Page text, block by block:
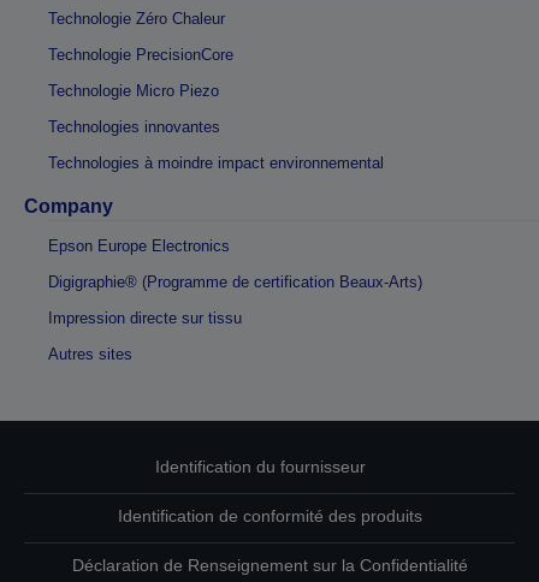
Technologie Zéro Chaleur
Technologie PrecisionCore
Technologie Micro Piezo
Technologies innovantes
Technologies à moindre impact environnemental
Company
Epson Europe Electronics
Digigraphie® (Programme de certification Beaux-Arts)
Impression directe sur tissu
Autres sites
Identification du fournisseur
Identification de conformité des produits
Déclaration de Renseignement sur la Confidentialité